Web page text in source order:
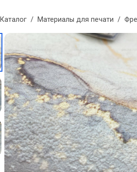
Каталог / Материалы для печати /